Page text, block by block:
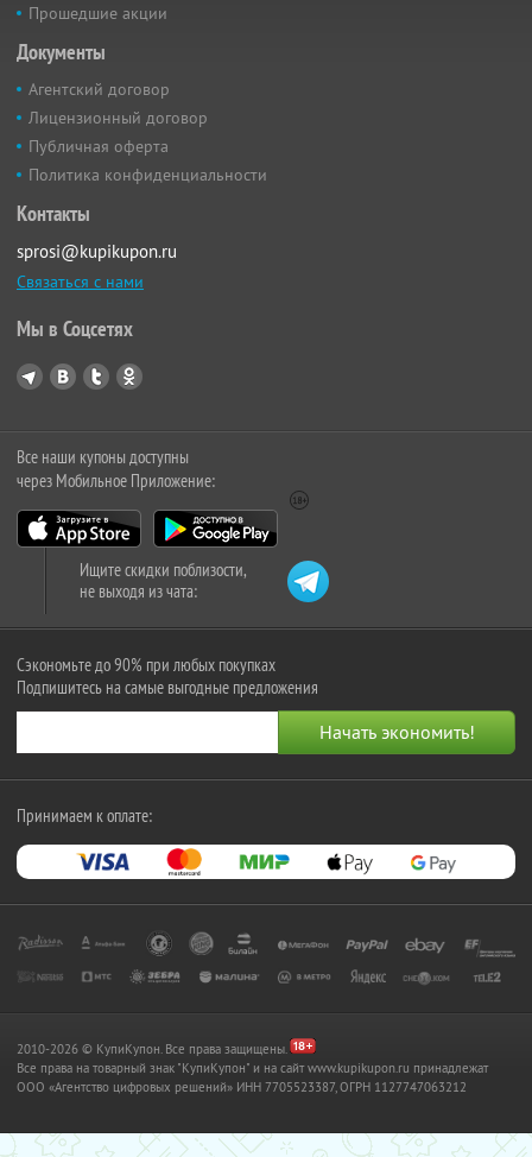
Прошедшие акции
Документы
Агентский договор
Лицензионный договор
Публичная оферта
Политика конфиденциальности
Контакты
sprosi@kupikupon.ru
Связаться с нами
Мы в Соцсетях
Все наши купоны доступны
через Мобильное Приложение:
Ищите скидки поблизости,
не выходя из чата:
Сэкономьте до 90% при любых покупках
Подпишитесь на самые выгодные предложения
Принимаем к оплате:
2010-2026 © КупиКупон. Все права защищены.
Все права на товарный знак "КупиКупон" и на сайт www.kupikupon.ru принадлежат
OOO «Агентство цифровых решений» ИНН 7705523387, ОГРН 1127747063212